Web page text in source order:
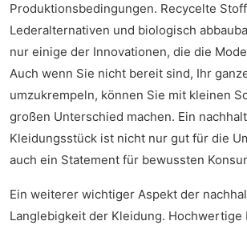
Produktionsbedingungen. Recycelte
Lederalternativen und biologisch
nur einige der Innovationen, die die
Auch wenn Sie nicht bereit sind, Ihr
umzukrempeln, können Sie mit kleinen
großen Unterschied machen. Ein
Kleidungsstück ist nicht nur gut für die
auch ein Statement für bewussten
Ein weiterer wichtiger Aspekt der
Langlebigkeit der Kleidung. Hochwertige